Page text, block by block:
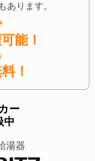
あります。
能！
！
ー
中
湯器